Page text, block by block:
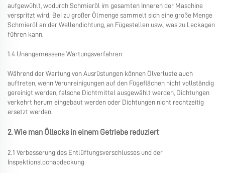
aufgewühlt, wodurch Schmieröl im gesamten Inneren der Maschine
verspritzt wird. Bei zu großer Ölmenge sammelt sich eine große Menge
Schmieröl an der Wellendichtung, an Fügestellen usw., was zu Leckagen
führen kann.
1.4 Unangemessene Wartungsverfahren
Während der Wartung von Ausrüstungen können Ölverluste auch
auftreten, wenn Verunreinigungen auf den Fügeflächen nicht vollständig
gereinigt werden, falsche Dichtmittel ausgewählt werden, Dichtungen
verkehrt herum eingebaut werden oder Dichtungen nicht rechtzeitig
ersetzt werden.
2. Wie man Öllecks in einem Getriebe reduziert
2.1 Verbesserung des Entlüftungsverschlusses und der
Inspektionslochabdeckung